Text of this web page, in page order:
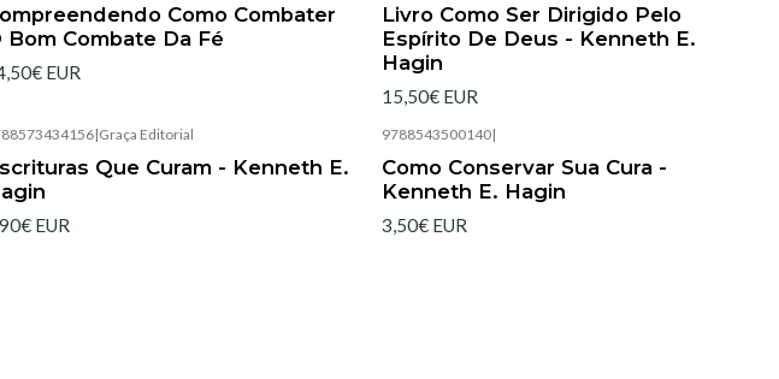
Como Combater
Bom Combate Da Fé
EUR
Livro Como Ser Dirigido Pelo
Espírito De Deus - Kenneth E.
Hagin
15,50€ EUR
|Graça Editorial
Que Curam - Kenneth E.
EUR
9788543500140|
Como Conservar Sua Cura -
Kenneth E. Hagin
3,50€ EUR